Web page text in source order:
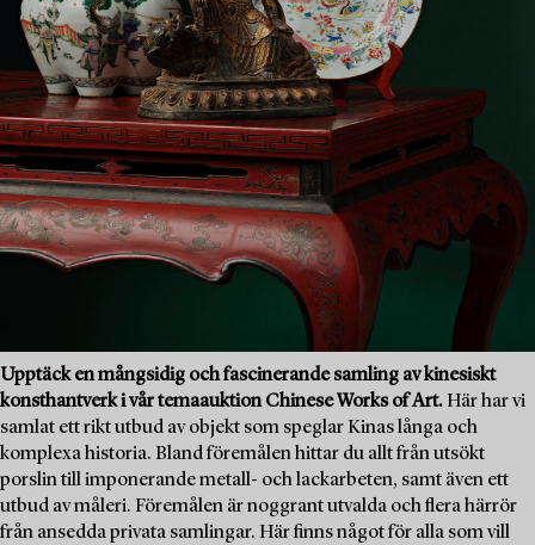
Upptäck en mångsidig och fascinerande samling av kinesiskt
konsthantverk i vår temaauktion Chinese Works of Art. Här har vi
samlat ett rikt utbud av objekt som speglar Kinas långa och
komplexa historia. Bland föremålen hittar du allt från utsökt
porslin till imponerande metall- och lackarbeten, samt även ett
utbud av måleri. Föremålen är noggrant utvalda och flera härrör
från ansedda privata samlingar. Här finns något för alla som vill